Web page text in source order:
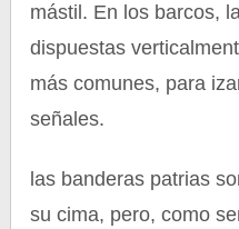
mástil. En los barcos,
dispuestas
más comunes, para
señales.
las banderas patrias
su cima, pero, como